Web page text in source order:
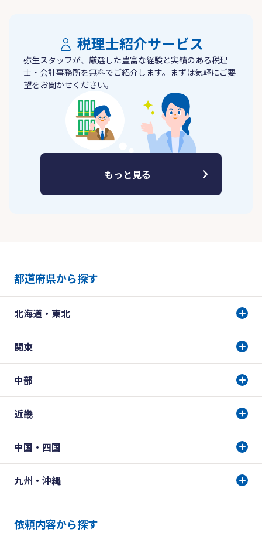
税理士紹介サービス
弥生スタッフが、厳選した豊富な経験と実績のある税理
士・会計事務所を無料でご紹介します。まずは気軽にご要
望をお聞かせください。
もっと見る
都道府県から探す
北海道・東北
関東
中部
近畿
中国・四国
九州・沖縄
依頼内容から探す